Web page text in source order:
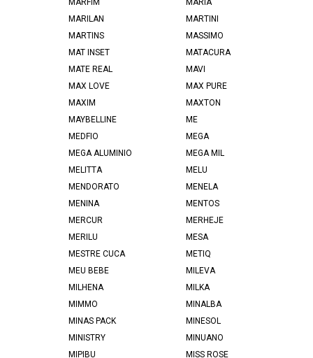
MARILAN
MARTINI
MARTINS
MASSIMO
MAT INSET
MATACURA
MATE REAL
MAVI
MAX LOVE
MAX PURE
MAXIM
MAXTON
MAYBELLINE
ME
MEDFIO
MEGA
MEGA ALUMINIO
MEGA MIL
MELITTA
MELU
MENDORATO
MENELA
MENINA
MENTOS
MERCUR
MERHEJE
MERILU
MESA
MESTRE CUCA
METIQ
MEU BEBE
MILEVA
MILHENA
MILKA
MIMMO
MINALBA
MINAS PACK
MINESOL
MINISTRY
MINUANO
MIPIBU
MISS ROSE